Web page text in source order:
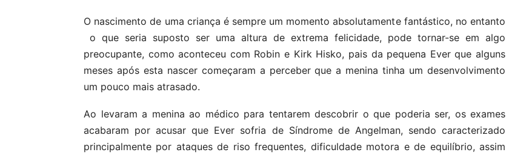
O nascimento de uma criança é sempre um momento absolutamente fantástico, no entanto
o que seria suposto ser uma altura de extrema felicidade, pode tornar-se em algo
preocupante, como aconteceu com Robin e Kirk Hisko, pais da pequena Ever que alguns
meses após esta nascer começaram a perceber que a menina tinha um desenvolvimento
um pouco mais atrasado.
Ao levaram a menina ao médico para tentarem descobrir o que poderia ser, os exames
acabaram por acusar que Ever sofria de Síndrome de Angelman, sendo caracterizado
principalmente por ataques de riso frequentes, dificuldade motora e de equilíbrio, assim